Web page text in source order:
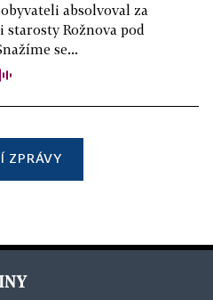
absolvoval za
Rožnova pod
se...
ZPRÁVY